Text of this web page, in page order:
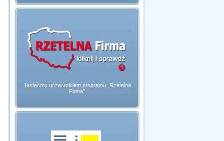
Jesteśmy uczestnikiem programu „Rzetelna
Firma”